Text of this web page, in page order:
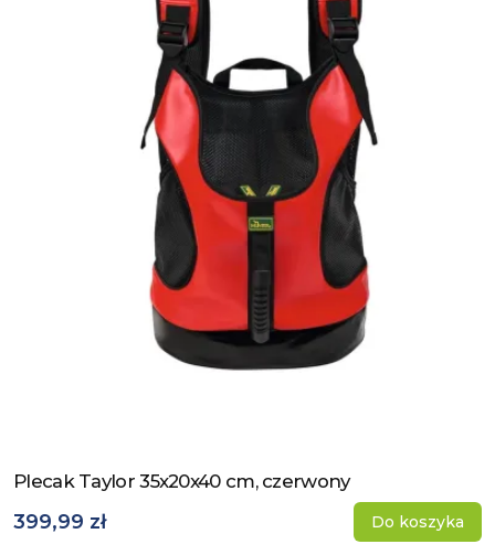
Zobacz produkt
Plecak Taylor 35x20x40 cm, czerwony
399,99 zł Do koszyka